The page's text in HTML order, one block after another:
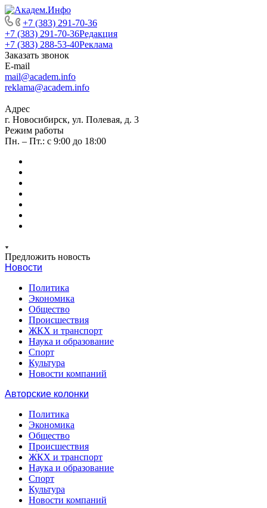
+7 (383) 291-70-36
+7 (383) 291-70-36Редакция
+7 (383) 288-53-40Реклама
Заказать звонок
E-mail
mail@academ.info
reklama@academ.info
Адрес
г. Новосибирск, ул. Полевая, д. 3
Режим работы
Пн. – Пт.: с 9:00 до 18:00
Предложить новость
Новости
Политика
Экономика
Общество
Происшествия
ЖКХ и транспорт
Наука и образование
Спорт
Культура
Новости компаний
Авторские колонки
Политика
Экономика
Общество
Происшествия
ЖКХ и транспорт
Наука и образование
Спорт
Культура
Новости компаний